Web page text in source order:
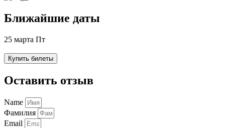
Ближайшие даты
25 марта Пт
Купить билеты
Оставить отзыв
Name
Фамилия
Email